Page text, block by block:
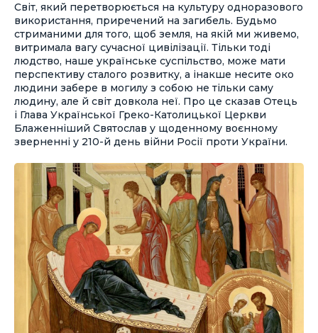
Світ, який перетворюється на культуру одноразового
використання, приречений на загибель. Будьмо
стриманими для того, щоб земля, на якій ми живемо,
витримала вагу сучасної цивілізації. Тільки тоді
людство, наше українське суспільство, може мати
перспективу сталого розвитку, а інакше несите око
людини забере в могилу з собою не тільки саму
людину, але й світ довкола неї. Про це сказав Отець
і Глава Української Греко-Католицької Церкви
Блаженніший Святослав у щоденному воєнному
зверненні у 210-й день війни Росії проти України.